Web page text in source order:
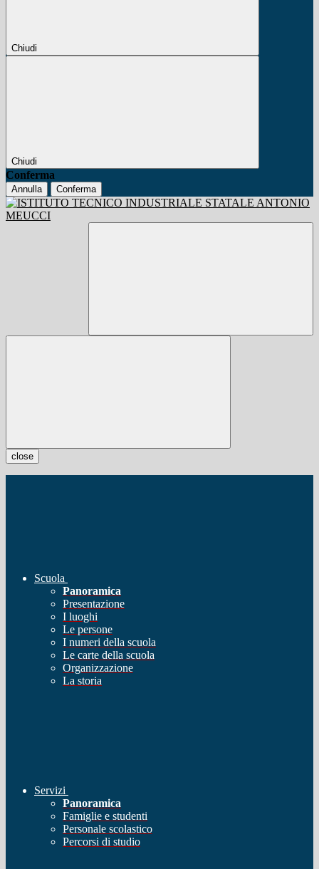
Chiudi
Chiudi
Conferma
Annulla Conferma
close
Scuola
Panoramica
Presentazione
I luoghi
Le persone
I numeri della scuola
Le carte della scuola
Organizzazione
La storia
Servizi
Panoramica
Famiglie e studenti
Personale scolastico
Percorsi di studio